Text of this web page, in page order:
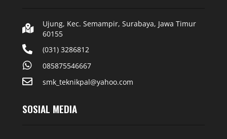
Ujung, Kec. Semampir, Surabaya, Jawa Timur
60155
(031) 3286812
085875546667
smk_teknikpal@yahoo.com
SOSIAL MEDIA